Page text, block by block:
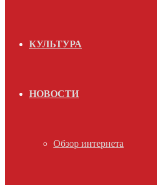
КУЛЬТУРА
НОВОСТИ
Обзор интернета